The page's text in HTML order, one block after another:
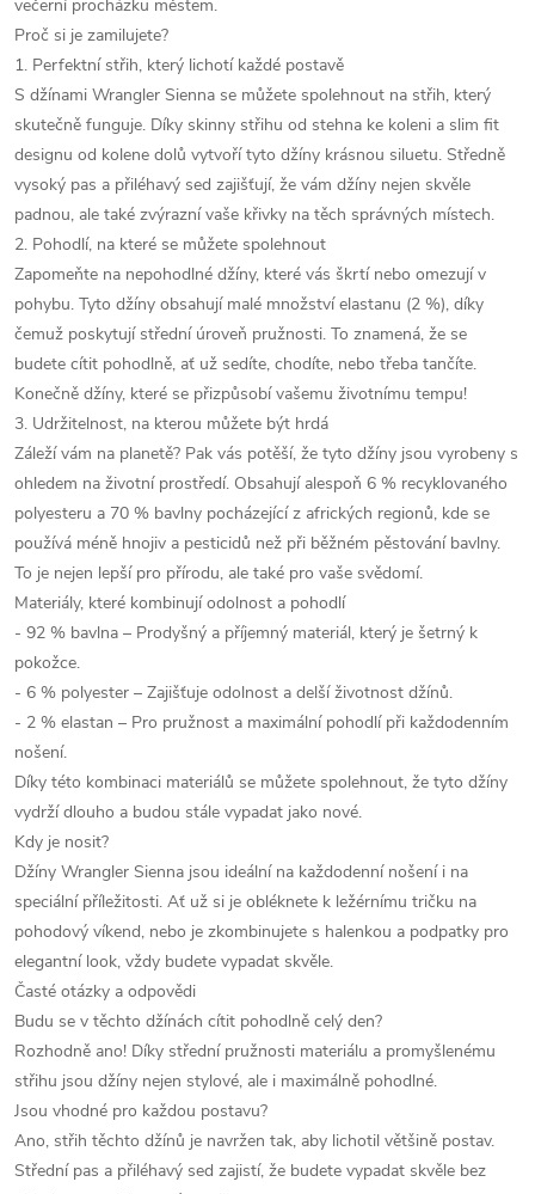
večerní procházku městem.
Proč si je zamilujete?
1. Perfektní střih, který lichotí každé postavě
S džínami Wrangler Sienna se můžete spolehnout na střih, který
skutečně funguje. Díky skinny střihu od stehna ke koleni a slim fit
designu od kolene dolů vytvoří tyto džíny krásnou siluetu. Středně
vysoký pas a přiléhavý sed zajišťují, že vám džíny nejen skvěle
padnou, ale také zvýrazní vaše křivky na těch správných místech.
2. Pohodlí, na které se můžete spolehnout
Zapomeňte na nepohodlné džíny, které vás škrtí nebo omezují v
pohybu. Tyto džíny obsahují malé množství elastanu (2 %), díky
čemuž poskytují střední úroveň pružnosti. To znamená, že se
budete cítit pohodlně, ať už sedíte, chodíte, nebo třeba tančíte.
Konečně džíny, které se přizpůsobí vašemu životnímu tempu!
3. Udržitelnost, na kterou můžete být hrdá
Záleží vám na planetě? Pak vás potěší, že tyto džíny jsou vyrobeny s
ohledem na životní prostředí. Obsahují alespoň 6 % recyklovaného
polyesteru a 70 % bavlny pocházející z afrických regionů, kde se
používá méně hnojiv a pesticidů než při běžném pěstování bavlny.
To je nejen lepší pro přírodu, ale také pro vaše svědomí.
Materiály, které kombinují odolnost a pohodlí
- 92 % bavlna – Prodyšný a příjemný materiál, který je šetrný k
pokožce.
- 6 % polyester – Zajišťuje odolnost a delší životnost džínů.
- 2 % elastan – Pro pružnost a maximální pohodlí při každodenním
nošení.
Díky této kombinaci materiálů se můžete spolehnout, že tyto džíny
vydrží dlouho a budou stále vypadat jako nové.
Kdy je nosit?
Džíny Wrangler Sienna jsou ideální na každodenní nošení i na
speciální příležitosti. Ať už si je obléknete k ležérnímu tričku na
pohodový víkend, nebo je zkombinujete s halenkou a podpatky pro
elegantní look, vždy budete vypadat skvěle.
Časté otázky a odpovědi
Budu se v těchto džínách cítit pohodlně celý den?
Rozhodně ano! Díky střední pružnosti materiálu a promyšlenému
střihu jsou džíny nejen stylové, ale i maximálně pohodlné.
Jsou vhodné pro každou postavu?
Ano, střih těchto džínů je navržen tak, aby lichotil většině postav.
Střední pas a přiléhavý sed zajistí, že budete vypadat skvěle bez